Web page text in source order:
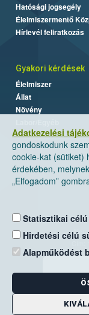
Adatkezelési
gondoskodunk
cookie-kat (sütiket)
érdekében,
„Elfogadom”
Statisztikai
Hirdetési célú
Alapműködést
Hatósági jogsegély
Élelmiszermentő
Hírlevél feliratkozás
Gyakori kérdések
Élelmiszer
Állat
Növény